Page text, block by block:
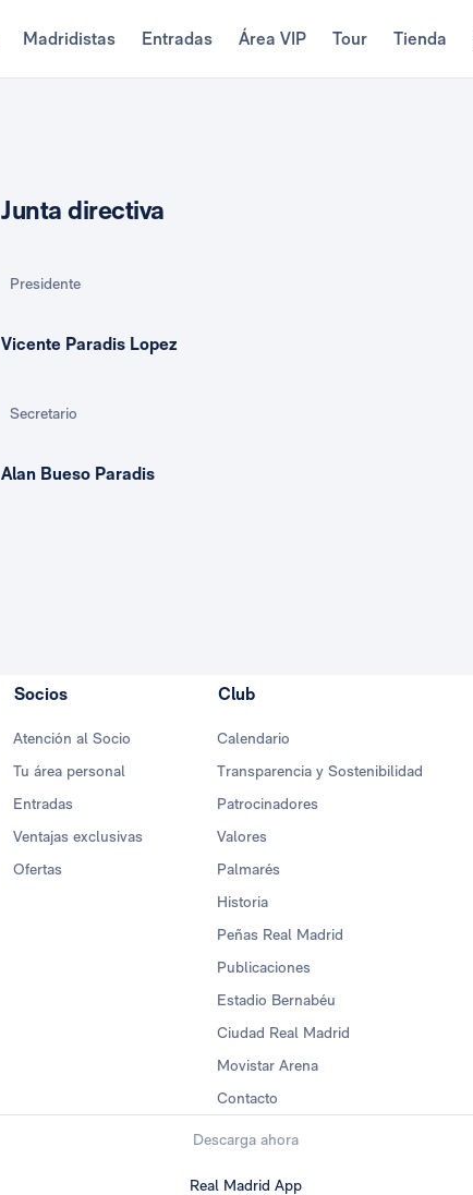
Madridistas Entradas Área VIP Tour Tienda
Junta directiva
Presidente
Vicente Paradis Lopez
Secretario
Alan Bueso Paradis
Socios
Atención al Socio
Tu área personal
Entradas
Ventajas exclusivas
Ofertas
Club
Calendario
Transparencia y Sostenibilidad
Patrocinadores
Valores
Palmarés
Historia
Peñas Real Madrid
Publicaciones
Estadio Bernabéu
Ciudad Real Madrid
Movistar Arena
Contacto
Descarga ahora
Real Madrid App